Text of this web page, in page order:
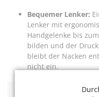
Bequemer Lenker:
Lenker mit
Handgelenke bis
bilden und der
bleibt der Nacken
nicht ein.